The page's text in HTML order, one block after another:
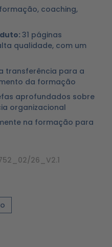
formação, coaching,
31 páginas
qualidade, com um
transferência para a
da formação
aprofundados sobre
organizacional
na formação para
26_V2.1